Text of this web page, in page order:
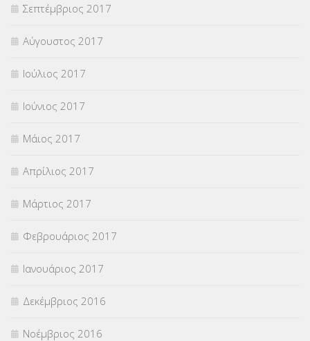
Σεπτέμβριος 2017
Αύγουστος 2017
Ιούλιος 2017
Ιούνιος 2017
Μάιος 2017
Απρίλιος 2017
Μάρτιος 2017
Φεβρουάριος 2017
Ιανουάριος 2017
Δεκέμβριος 2016
Νοέμβριος 2016